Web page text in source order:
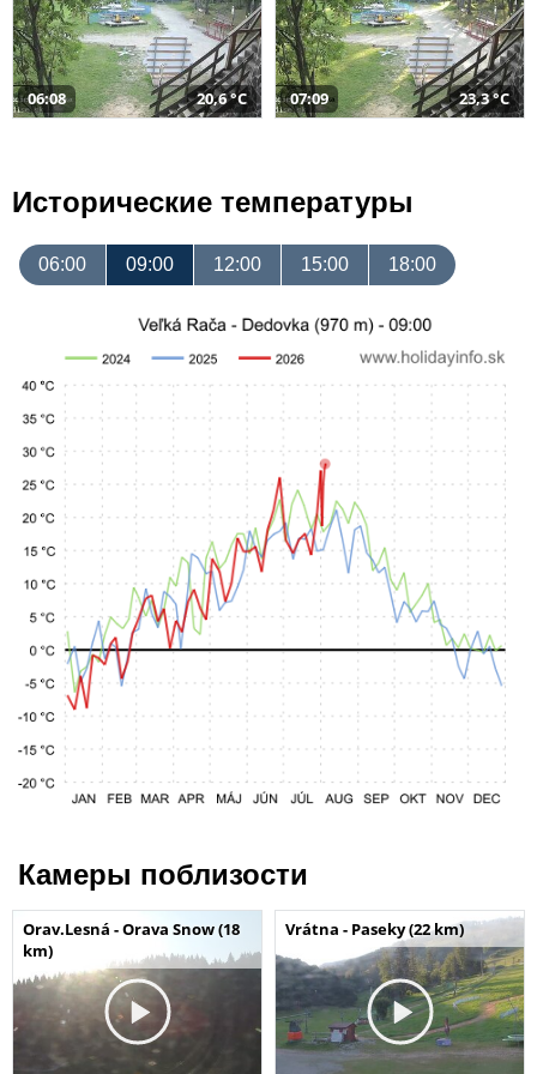
06:08 20,6 °C 07:09 23,3 °C
Исторические температуры
06:00 09:00 12:00 15:00 18:00
Камеры поблизости
Orav.Lesná - Orava Snow (18
km)
Vrátna - Paseky (22 km)